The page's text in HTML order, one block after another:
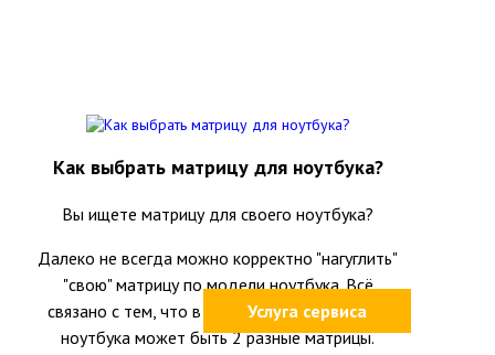
Услуга сервиса
Как выбрать матрицу для ноутбука?
Вы ищете матрицу для своего ноутбука?
Далеко не всегда можно корректно "нагуглить"
"свою" матрицу по модели ноутбука. Всё
связано с тем, что в одной и той же модели
ноутбука может быть 2 разные матрицы.